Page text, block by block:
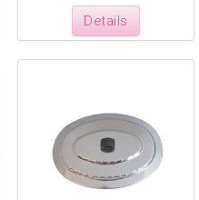
Details